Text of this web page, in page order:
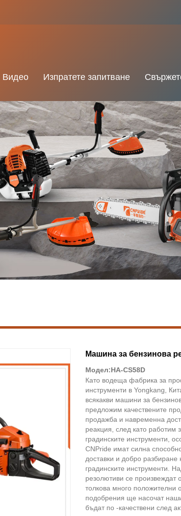
Видео Изпратете запитване
Машина за бензинова
Модел:HA-CS58D
Като водеща фабрика за
инструменти в Yongkang,
всякакви машини за
предложим качествените
продажба и навременна
реакция, след като работим
градинските инструменти,
CNPride имат силна
доставки и добро
градинските инструменти.
резолютиви се произвеждат
толкова много положителни
подобрения ще насочат
бъдат по -качествени след